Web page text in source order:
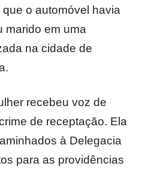
o automóvel havia
marido em uma
na cidade de
recebeu voz de
de receptação. Ela
à Delegacia
para as providências